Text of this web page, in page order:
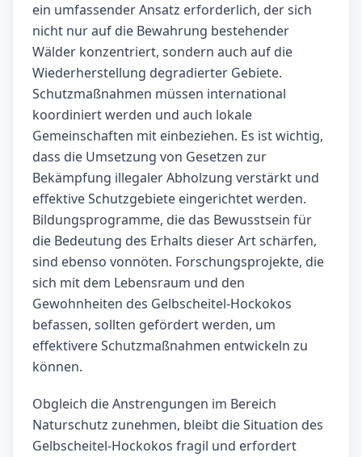
ein umfassender Ansatz erforderlich, der sich
nicht nur auf die Bewahrung bestehender
Wälder konzentriert, sondern auch auf die
Wiederherstellung degradierter Gebiete.
Schutzmaßnahmen müssen international
koordiniert werden und auch lokale
Gemeinschaften mit einbeziehen. Es ist wichtig,
dass die Umsetzung von Gesetzen zur
Bekämpfung illegaler Abholzung verstärkt und
effektive Schutzgebiete eingerichtet werden.
Bildungsprogramme, die das Bewusstsein für
die Bedeutung des Erhalts dieser Art schärfen,
sind ebenso vonnöten. Forschungsprojekte, die
sich mit dem Lebensraum und den
Gewohnheiten des Gelbscheitel-Hockokos
befassen, sollten gefördert werden, um
effektivere Schutzmaßnahmen entwickeln zu
können.
Obgleich die Anstrengungen im Bereich
Naturschutz zunehmen, bleibt die Situation des
Gelbscheitel-Hockokos fragil und erfordert